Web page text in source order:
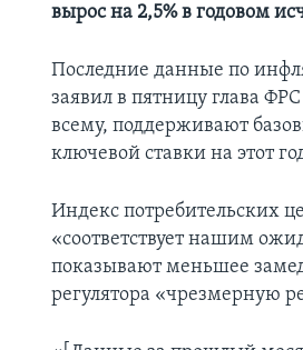
вырос на 2,5% в годовом
Последние данные по
заявил в пятницу глава
всему, поддерживают
ключевой ставки на этот
Индекс потребительских
«соответствует нашим
показывают меньшее
регулятора «чрезмерную